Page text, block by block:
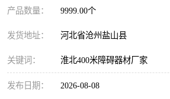
产品数量： 9999.00个
发货地址： 河北省沧州盐山县
关键词： 淮北400米障碍器材厂家
发布日期： 2026-08-08